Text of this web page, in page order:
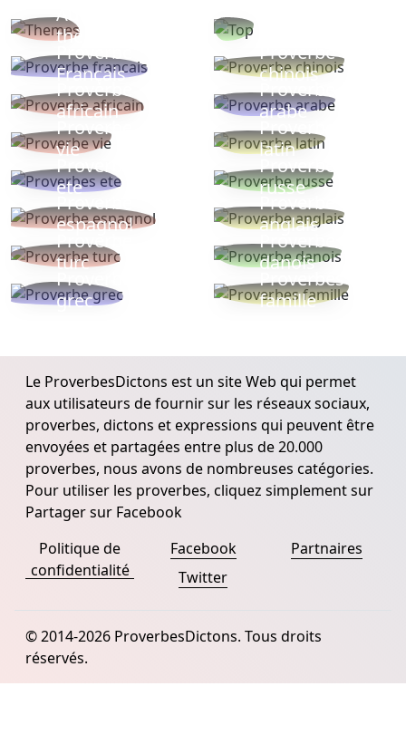
Autres
thèmes
Proverbe
Français
Proverbe
chinois
Proverbe
africain
Proverbe
arabe
Proverbe
vie
Proverbe
latin
Proverbes
ete
Proverbe
russe
Proverbe
espagnol
Proverbe
anglais
Proverbe
turc
Proverbe
danois
Proverbe
grec
Proverbes
famille
Le ProverbesDictons est un site Web qui permet
aux utilisateurs de fournir sur les réseaux sociaux,
proverbes, dictons et expressions qui peuvent être
envoyées et partagées entre plus de 20.000
proverbes, nous avons de nombreuses catégories.
Pour utiliser les proverbes, cliquez simplement sur
Partager sur Facebook
Politique de
confidentialité
Facebook
Twitter
Partnaires
© 2014-2026 ProverbesDictons. Tous droits
réservés.